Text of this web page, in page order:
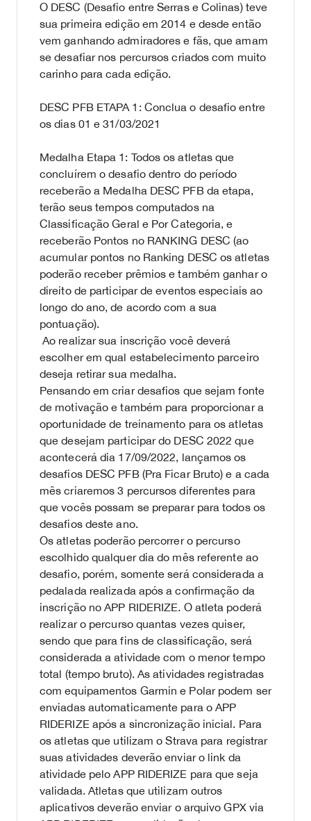
O DESC (Desafio entre Serras e Colinas) teve
sua primeira edição em 2014 e desde então
vem ganhando admiradores e fãs, que amam
se desafiar nos percursos criados com muito
carinho para cada edição.
DESC PFB ETAPA 1: Conclua o desafio entre
os dias 01 e 31/03/2021
Medalha Etapa 1: Todos os atletas que
concluírem o desafio dentro do período
receberão a Medalha DESC PFB da etapa,
terão seus tempos computados na
Classificação Geral e Por Categoria, e
receberão Pontos no RANKING DESC (ao
acumular pontos no Ranking DESC os atletas
poderão receber prêmios e também ganhar o
direito de participar de eventos especiais ao
longo do ano, de acordo com a sua
pontuação).
Ao realizar sua inscrição você deverá
escolher em qual estabelecimento parceiro
deseja retirar sua medalha.
Pensando em criar desafios que sejam fonte
de motivação e também para proporcionar a
oportunidade de treinamento para os atletas
que desejam participar do DESC 2022 que
acontecerá dia 17/09/2022, lançamos os
desafios DESC PFB (Pra Ficar Bruto) e a cada
mês criaremos 3 percursos diferentes para
que vocês possam se preparar para todos os
desafios deste ano.
Os atletas poderão percorrer o percurso
escolhido qualquer dia do mês referente ao
desafio, porém, somente será considerada a
pedalada realizada após a confirmação da
inscrição no APP RIDERIZE. O atleta poderá
realizar o percurso quantas vezes quiser,
sendo que para fins de classificação, será
considerada a atividade com o menor tempo
total (tempo bruto). As atividades registradas
com equipamentos Garmin e Polar podem ser
enviadas automaticamente para o APP
RIDERIZE após a sincronização inicial. Para
os atletas que utilizam o Strava para registrar
suas atividades deverão enviar o link da
atividade pelo APP RIDERIZE para que seja
validada. Atletas que utilizam outros
aplicativos deverão enviar o arquivo GPX via